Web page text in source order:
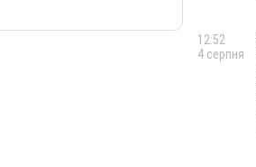
12:52
4 серпня